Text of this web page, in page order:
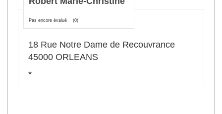
Pas encore évalué (0)
18 Rue Notre Dame de Recouvrance
45000 ORLEANS
*